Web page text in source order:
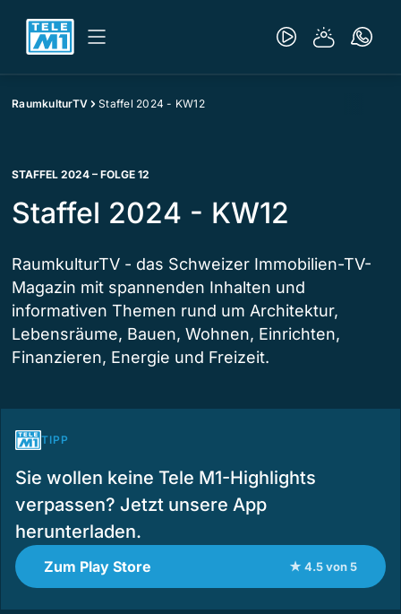
RaumkulturTV Staffel 2024 - KW12
STAFFEL 2024 – FOLGE 12
Staffel 2024 - KW12
RaumkulturTV - das Schweizer Immobilien-TV-
Magazin mit spannenden Inhalten und
informativen Themen rund um Architektur,
Lebensräume, Bauen, Wohnen, Einrichten,
Finanzieren, Energie und Freizeit.
TIPP
Sie wollen keine Tele M1-Highlights
verpassen? Jetzt unsere App
herunterladen.
Zum Play Store ★ 4.5 von 5